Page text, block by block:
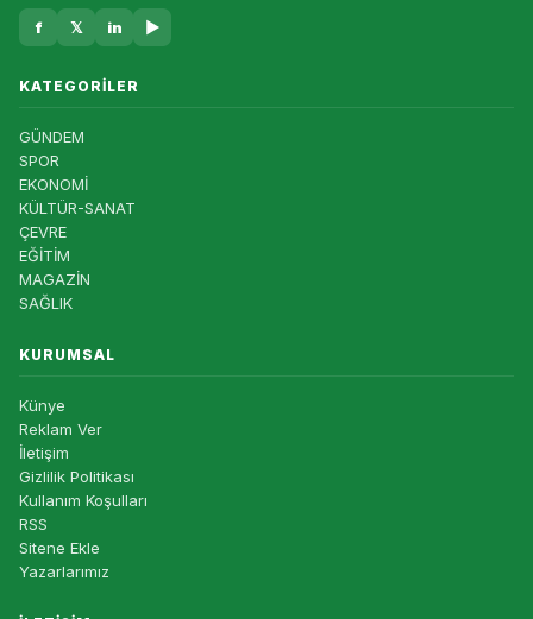
f 𝕏 in ▶
KATEGORILER
GÜNDEM
SPOR
EKONOMİ
KÜLTÜR-SANAT
ÇEVRE
EĞİTİM
MAGAZİN
SAĞLIK
KURUMSAL
Künye
Reklam Ver
İletişim
Gizlilik Politikası
Kullanım Koşulları
RSS
Sitene Ekle
Yazarlarımız